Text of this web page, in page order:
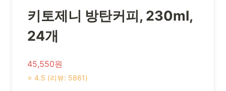
키토제니 방탄커피, 230ml,
24개
45,550원
⭐ 4.5 (리뷰: 5861)